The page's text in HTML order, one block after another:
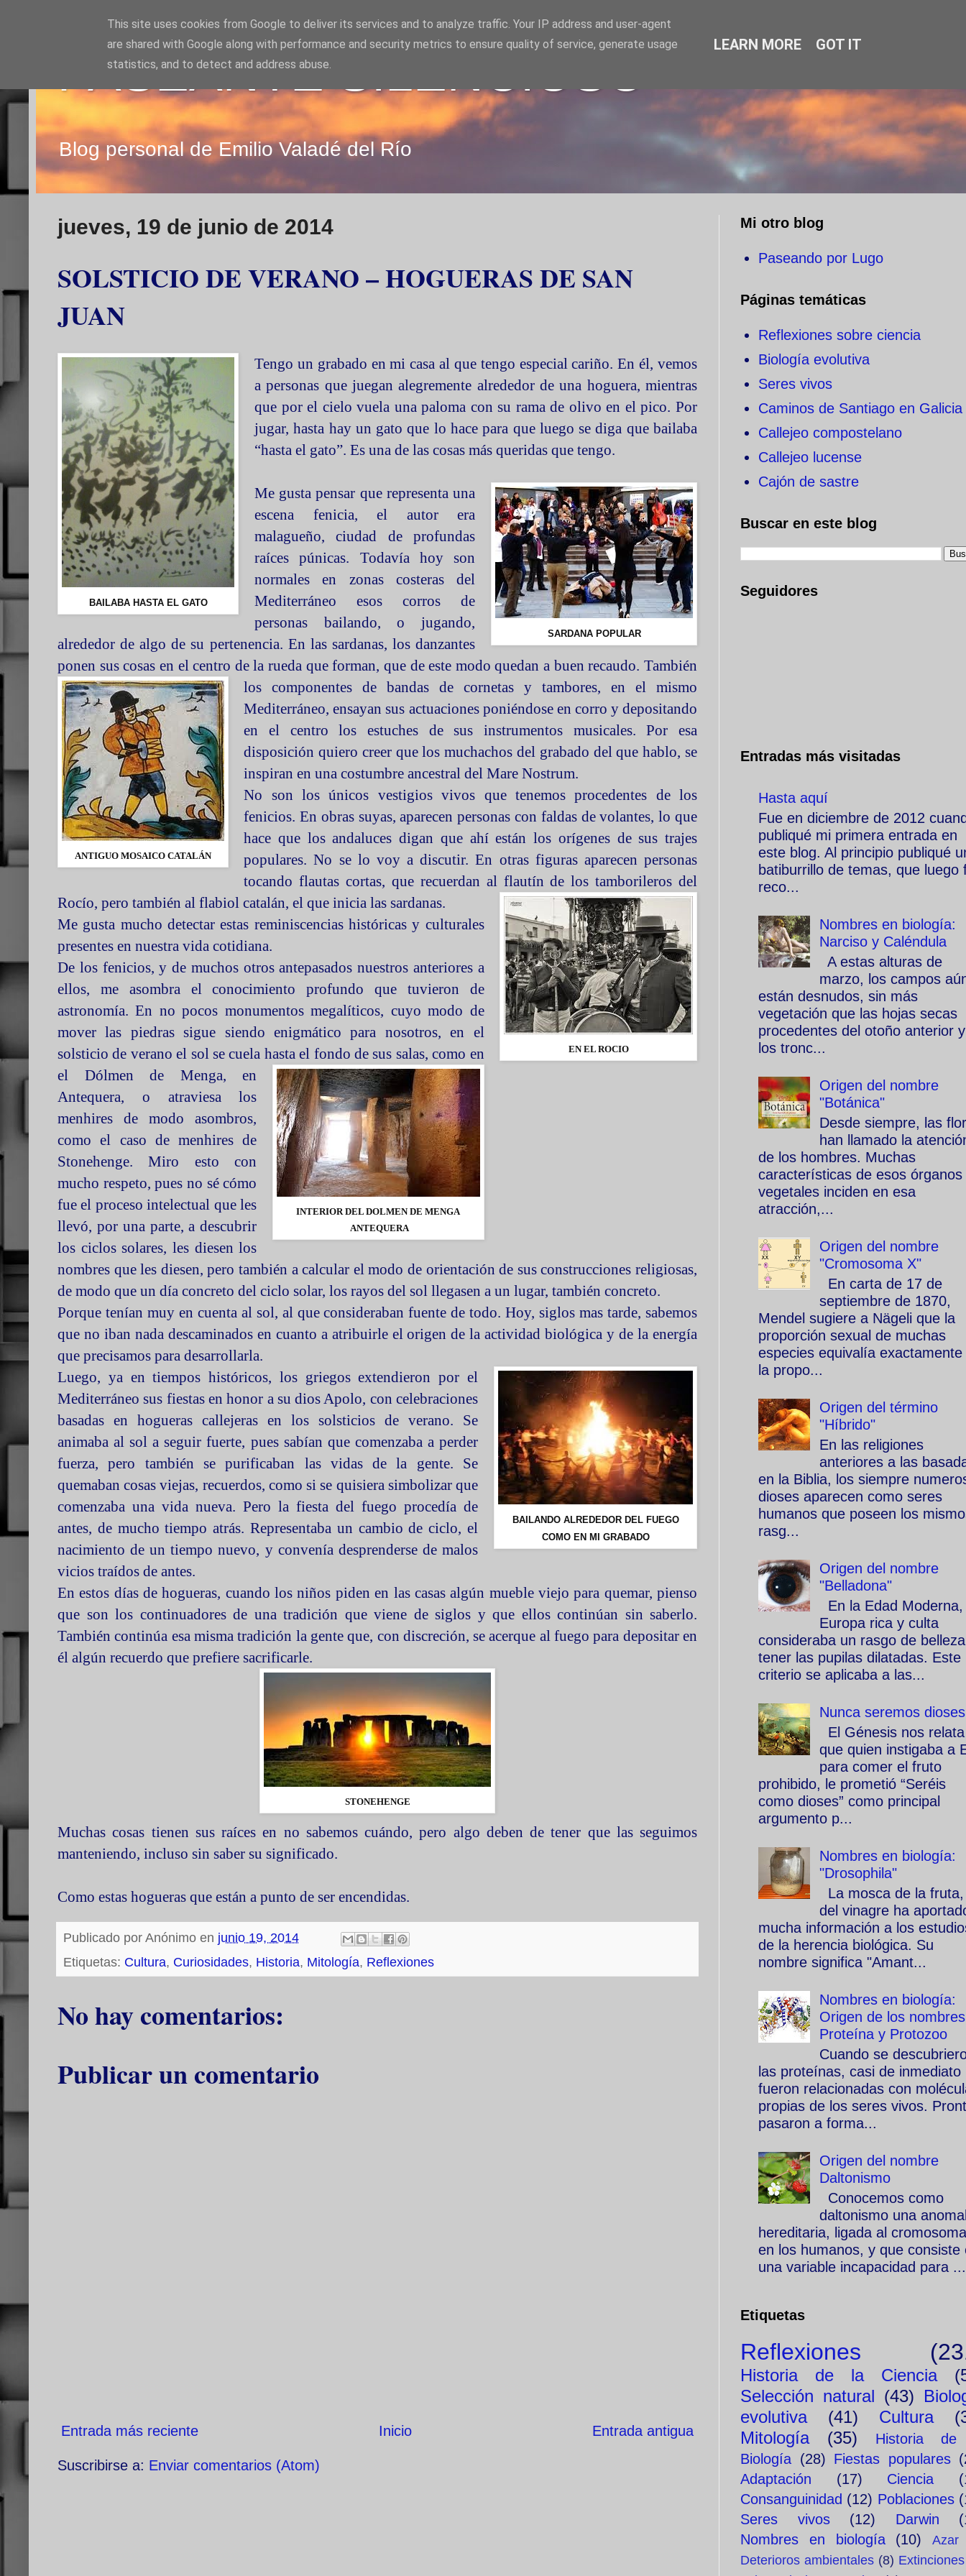
PASEANTE SILENCIOSO
Blog personal de Emilio Valadé del Río
jueves, 19 de junio de 2014
SOLSTICIO DE VERANO – HOGUERAS DE SAN
JUAN
BAILABA HASTA EL GATO
Tengo un grabado en mi casa al que tengo especial cariño. En él, vemos
a personas que juegan alegremente alrededor de una hoguera, mientras
que por el cielo vuela una paloma con su rama de olivo en el pico. Por
jugar, hasta hay un gato que lo hace para que luego se diga que bailaba
“hasta el gato”. Es una de las cosas más queridas que tengo.
SARDANA POPULAR
Me gusta pensar que representa una
escena fenicia, el autor era
malagueño, ciudad de profundas
raíces púnicas. Todavía hoy son
normales en zonas costeras del
Mediterráneo esos corros de
personas bailando, o jugando,
alrededor de algo de su pertenencia. En las sardanas, los danzantes
ponen sus cosas en el centro de la rueda que forman, que de este modo quedan a buen recaudo. También
los componentes de bandas de cornetas y
ANTIGUO MOSAICO CATALÁN
tambores, en el mismo
Mediterráneo, ensayan sus actuaciones poniéndose en corro y depositando
en el centro los estuches de sus instrumentos musicales. Por esa
disposición quiero creer que los muchachos del grabado del que hablo, se
inspiran en una costumbre ancestral del Mare Nostrum.
No son los únicos vestigios vivos que tenemos procedentes de los
fenicios. En obras suyas, aparecen personas con faldas de volantes, lo que
hace que los andaluces digan que ahí están los orígenes de sus trajes
populares. No se lo voy a discutir. En otras figuras aparecen personas
tocando flautas cortas, que recuerdan al flautín de los
EN EL ROCIO
tamborileros del
Rocío, pero también al flabiol catalán, el que inicia las sardanas.
Me gusta mucho detectar estas reminiscencias históricas y culturales
presentes en nuestra vida cotidiana.
De los fenicios, y de muchos otros antepasados nuestros anteriores a
ellos, me asombra el conocimiento profundo que tuvieron de
astronomía. En no pocos monumentos megalíticos, cuyo modo de
mover las piedras sigue siendo enigmático para nosotros, en el
solsticio de verano el sol se cuela hasta el fondo
INTERIOR DEL DOLMEN DE MENGA
ANTEQUERA
de sus salas, como en
el Dólmen de Menga, en
Antequera, o atraviesa los
menhires de modo asombros,
como el caso de menhires de
Stonehenge. Miro esto con
mucho respeto, pues no sé cómo
fue el proceso intelectual que les
llevó, por una parte, a descubrir
los ciclos solares, les diesen los
nombres que les diesen, pero también a calcular el modo de orientación de sus construcciones religiosas,
de modo que un día concreto del ciclo solar, los rayos del sol llegasen a un lugar, también concreto.
Porque tenían muy en cuenta al sol, al que consideraban fuente de todo. Hoy, siglos mas tarde, sabemos
que no iban nada descaminados en cuanto a atribuirle el origen de la actividad biológica y de la energía
que precisamos para desarrollarla.
BAILANDO ALREDEDOR DEL FUEGO
COMO EN MI GRABADO
Luego, ya en tiempos históricos, los griegos extendieron por el
Mediterráneo sus fiestas en honor a su dios Apolo, con celebraciones
basadas en hogueras callejeras en los solsticios de verano. Se
animaba al sol a seguir fuerte, pues sabían que comenzaba a perder
fuerza, pero también se purificaban las vidas de la gente. Se
quemaban cosas viejas, recuerdos, como si se quisiera simbolizar que
comenzaba una vida nueva. Pero la fiesta del fuego procedía de
antes, de mucho tiempo atrás. Representaba un cambio de ciclo, el
nacimiento de un tiempo nuevo, y convenía desprenderse de malos
vicios traídos de antes.
En estos días de hogueras, cuando los niños piden en las casas algún mueble viejo para quemar, pienso
que son los continuadores de una tradición que viene de siglos y que ellos continúan sin saberlo.
También continúa esa misma tradición la gente que, con discreción, se acerque al fuego para depositar en
él algún recuerdo que prefiere sacrificarle.
STONEHENGE
Muchas cosas tienen sus raíces en no sabemos cuándo, pero algo deben de tener que las seguimos
manteniendo, incluso sin saber su significado.
Como estas hogueras que están a punto de ser encendidas.
Publicado por Anónimo en junio 19, 2014
Etiquetas: Cultura, Curiosidades, Historia, Mitología, Reflexiones
No hay comentarios:
Publicar un comentario
Entrada más reciente Entrada antigua
Inicio
Suscribirse a: Enviar comentarios (Atom)
Mi otro blog
Paseando por Lugo
Páginas temáticas
Reflexiones sobre ciencia
Biología evolutiva
Seres vivos
Caminos de Santiago en Galicia
Callejeo compostelano
Callejeo lucense
Cajón de sastre
Buscar en este blog
Seguidores
Entradas más visitadas
Hasta aquí
Fue en diciembre de 2012
publiqué mi primera entrada en
este blog. Al principio publiqué
batiburrillo de temas, que luego
reco...
Nombres en biología:
Narciso y Caléndula
A estas alturas de
marzo, los campos
están desnudos, sin más
vegetación que las hojas secas
procedentes del otoño anterior y
los tronc...
Origen del nombre
"Botánica"
Desde siempre, las
han llamado la
de los hombres. Muchas
características de esos órganos
vegetales inciden en esa
atracción,...
Origen del nombre
"Cromosoma X"
En carta de 17 de
septiembre de 1870,
Mendel sugiere a Nägeli que la
proporción sexual de muchas
especies equivalía exactamente
la propo...
Origen del término
"Híbrido"
En las religiones
anteriores a las
en la Biblia, los siempre
dioses aparecen como seres
humanos que poseen los
rasg...
Origen del nombre
"Belladona"
En la Edad Moderna,
Europa rica y culta
consideraba un rasgo de
tener las pupilas dilatadas. Este
criterio se aplicaba a las...
Nunca seremos dioses
El Génesis nos relata
que quien instigaba a
para comer el fruto
prohibido, le prometió “Seréis
como dioses” como principal
argumento p...
Nombres en biología:
"Drosophila"
La mosca de la
del vinagre ha
mucha información a los
de la herencia biológica. Su
nombre significa "Amant...
Nombres en biología:
Origen de los nombres
Proteína y Protozoo
Cuando se
las proteínas, casi de inmediato
fueron relacionadas con
propias de los seres vivos.
pasaron a forma...
Origen del nombre
Daltonismo
Conocemos como
daltonismo una
hereditaria, ligada al
en los humanos, y que consiste
una variable incapacidad para ...
Etiquetas
Reflexiones
Historia de la Ciencia
Selección natural (43)
evolutiva
(41) Cultura
Mitología
(35)
Historia
Biología (28) Fiestas populares
Adaptación
(17) Ciencia
Consanguinidad (12) Poblaciones
Seres vivos
(12) Darwin
Nombres en biología
(10)
Azar
Deterioros ambientales (8) Extinciones
This site uses cookies from Google to deliver its services and to analyze traffic. Your IP address and user-agent
are shared with Google along with performance and security metrics to ensure quality of service, generate usage
statistics, and to detect and address abuse.
LEARN MORE GOT IT